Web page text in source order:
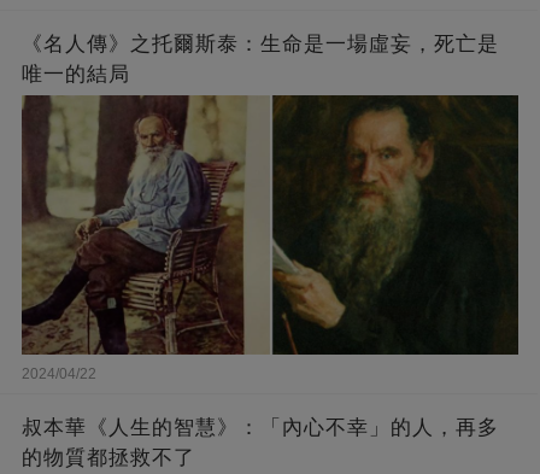
《名人傳》之托爾斯泰：生命是一場虛妄，死亡是
唯一的結局
2024/04/22
叔本華《人生的智慧》：「內心不幸」的人，再多
的物質都拯救不了